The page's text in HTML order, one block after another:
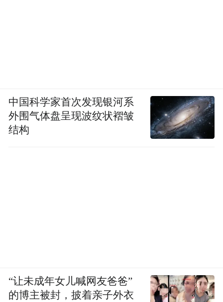
中国科学家首次发现银河系
外围气体盘呈现波纹状褶皱
结构
“让未成年女儿喊网友爸爸”
的博主被封，披着亲子外衣